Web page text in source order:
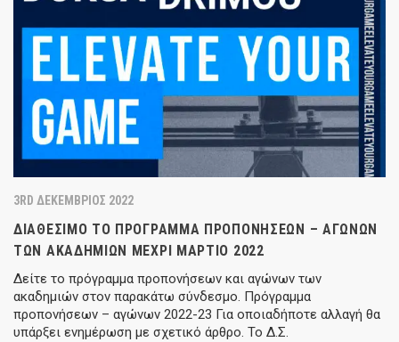
3RD ΔΕΚΈΜΒΡΙΟΣ 2022
ΔΙΑΘΈΣΙΜΟ ΤΟ ΠΡΌΓΡΑΜΜΑ ΠΡΟΠΟΝΉΣΕΩΝ – ΑΓΏΝΩΝ
ΤΩΝ ΑΚΑΔΗΜΙΏΝ ΜΈΧΡΙ ΜΆΡΤΙΟ 2022
Δείτε το πρόγραμμα προπονήσεων και αγώνων των
ακαδημιών στον παρακάτω σύνδεσμο. Πρόγραμμα
προπονήσεων – αγώνων 2022-23 Για οποιαδήποτε αλλαγή θα
υπάρξει ενημέρωση με σχετικό άρθρο. Το Δ.Σ.